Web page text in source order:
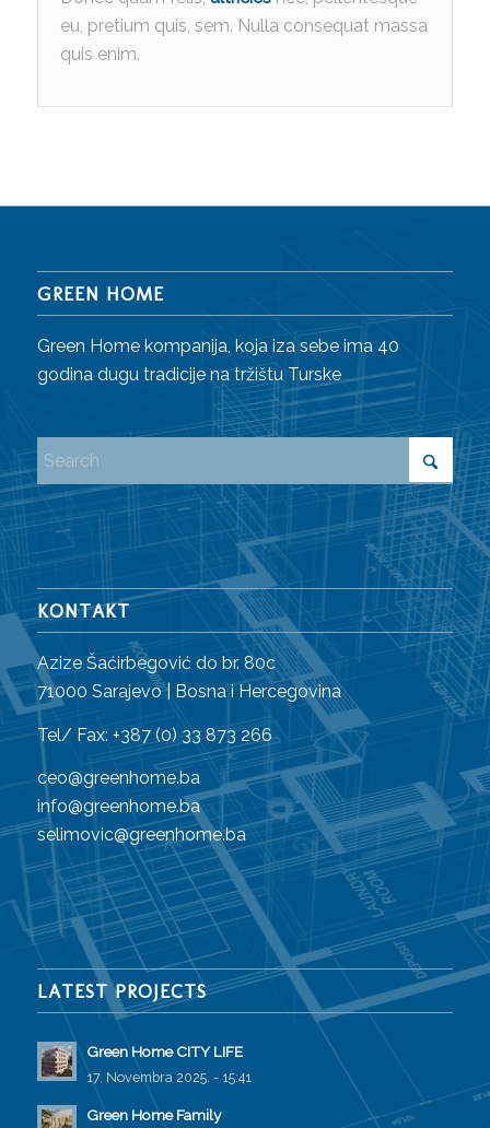
eu, pretium quis, sem. Nulla consequat massa
quis enim.
GREEN HOME
Green Home kompanija, koja iza sebe ima 40
godina dugu tradicije na tržištu Turske
KONTAKT
Azize Šaćirbegović do br. 80c
71000 Sarajevo | Bosna i Hercegovina
Tel/ Fax: +387 (0) 33 873 266
ceo@greenhome.ba
info@greenhome.ba
selimovic@greenhome.ba
LATEST PROJECTS
Green Home CITY LIFE
17. Novembra 2025. - 15:41
Green Home Family